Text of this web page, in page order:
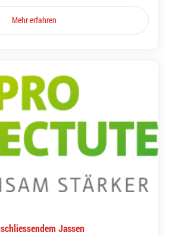
Mehr erfahren
Jassen